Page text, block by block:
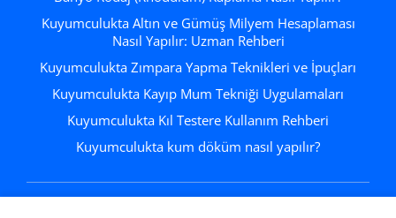
Kuyumculukta Altın ve Gümüş Milyem Hesaplaması
Nasıl Yapılır: Uzman Rehberi
Kuyumculukta Zımpara Yapma Teknikleri ve İpuçları
Kuyumculukta Kayıp Mum Tekniği Uygulamaları
Kuyumculukta Kıl Testere Kullanım Rehberi
Kuyumculukta kum döküm nasıl yapılır?